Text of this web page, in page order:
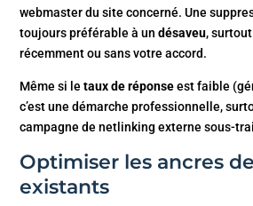
webmaster du site concerné. Une
toujours préférable à undésaveu,
récemment ou sans votre accord.
Même si letaux de réponseest faible
c’est une démarche professionnelle,
campagne de netlinking externe sous-
Optimiser les ancres
existants